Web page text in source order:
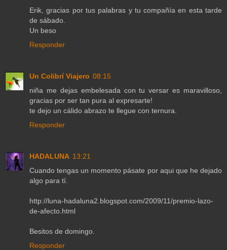
Erik, gracias por tus palabras y tu compañía en esta tarde
de sábado.
Un beso
Responder
Un Colibrí Viajero 08:15
niña me dejas embelesada con tu versar es maravilloso,
gracias por ser tan pura al expresarte!
te dejo un cálido abrazo te llegue con ternura.
Responder
HADALUNA 13:21
Cuando tengas un momento pásate por aqui que he dejado
algo para tí.
http://luna-hadaluna2.blogspot.com/2009/11/premio-lazo-
de-afecto.html
Besitos de domingo.
Responder